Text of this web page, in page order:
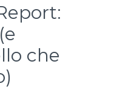
che